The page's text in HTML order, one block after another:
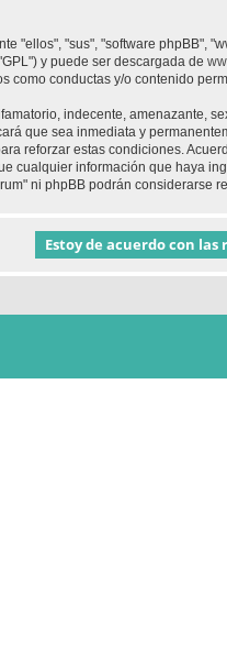
"ellos", "sus", "software phpBB",
y puede ser descargada de
como conductas y/o contenido
indecente, amenazante,
que sea inmediata y
reforzar estas condiciones.
cualquier información que haya
ni phpBB podrán